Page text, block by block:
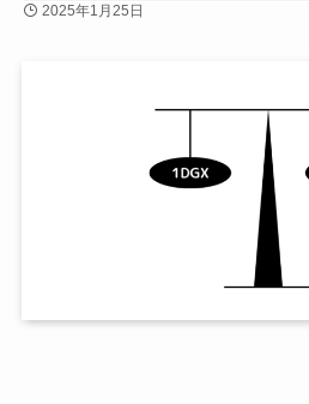
2025年1月25日